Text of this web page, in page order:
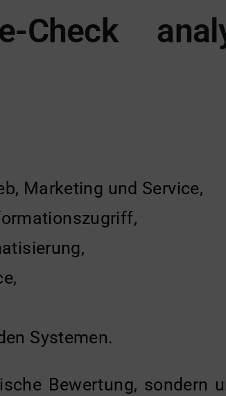
Check
Marketing und Service,
Systemen.
Bewertung, sondern